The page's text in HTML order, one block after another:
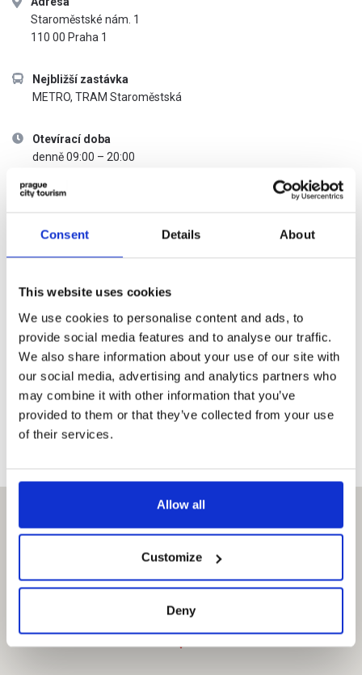
Consent Details About
This website uses cookies
We use cookies to personalise content and ads, to
provide social media features and to analyse our traffic.
We also share information about your use of our site with
our social media, advertising and analytics partners who
may combine it with other information that you’ve
provided to them or that they’ve collected from your use
of their services.
Allow all
Customize
Deny
Staroměstské nám. 1
110 00 Praha 1
Nejbližší zastávka
METRO, TRAM Staroměstská
Otevírací doba
denně 09:00 – 20:00
Ceník vstupného
Student Zdarma Zdarma
Dítě Zdarma Zdarma